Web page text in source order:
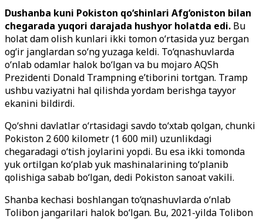
Dushanba kuni Pokiston qo‘shinlari Afg‘oniston bilan
chegarada yuqori darajada hushyor holatda edi. Bu
holat dam olish kunlari ikki tomon o‘rtasida yuz bergan
og‘ir janglardan so‘ng yuzaga keldi. To‘qnashuvlarda
o‘nlab odamlar halok bo‘lgan va bu mojaro AQSh
Prezidenti Donald Trampning e’tiborini tortgan. Tramp
ushbu vaziyatni hal qilishda yordam berishga tayyor
ekanini bildirdi.
Qo‘shni davlatlar o‘rtasidagi savdo to‘xtab qolgan, chunki
Pokiston 2 600 kilometr (1 600 mil) uzunlikdagi
chegaradagi o‘tish joylarini yopdi. Bu esa ikki tomonda
yuk ortilgan ko‘plab yuk mashinalarining to‘planib
qolishiga sabab bo‘lgan, dedi Pokiston sanoat vakili.
Shanba kechasi boshlangan to‘qnashuvlarda o‘nlab
Tolibon jangarilari halok bo‘lgan. Bu, 2021-yilda Tolibon